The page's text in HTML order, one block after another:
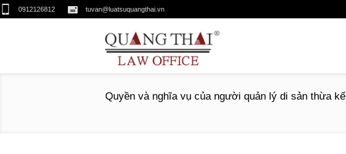
0912126812 tuvan@luatsuquangthai.vn
Quyền và nghĩa vụ của người quản lý di sản thừa kế